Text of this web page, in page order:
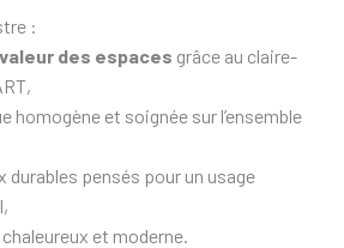
:
des espaces grâce au claire-
homogène et soignée sur l’ensemble
durables pensés pour un usage
et moderne.